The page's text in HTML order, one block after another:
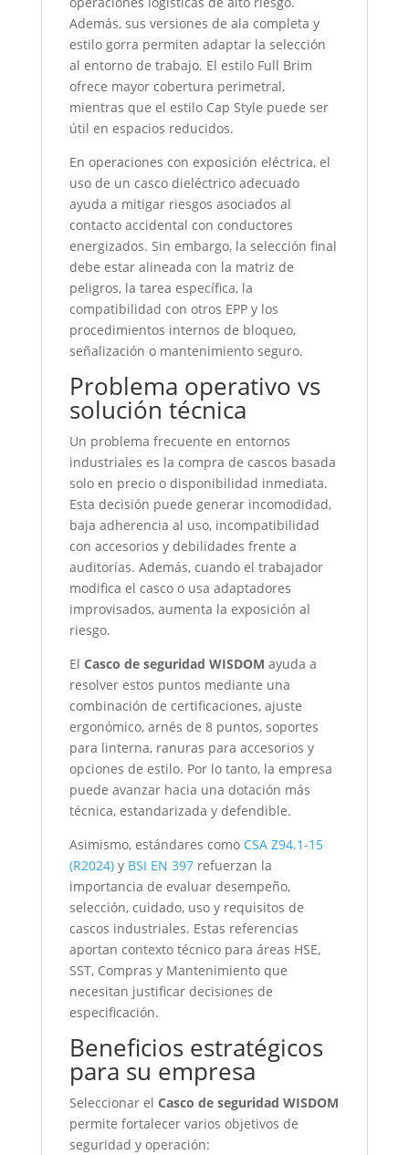
Además, sus versiones de ala completa y
estilo gorra permiten adaptar la selección
al entorno de trabajo. El estilo Full Brim
ofrece mayor cobertura perimetral,
mientras que el estilo Cap Style puede ser
útil en espacios reducidos.
En operaciones con exposición eléctrica, el
uso de un casco dieléctrico adecuado
ayuda a mitigar riesgos asociados al
contacto accidental con conductores
energizados. Sin embargo, la selección final
debe estar alineada con la matriz de
peligros, la tarea específica, la
compatibilidad con otros EPP y los
procedimientos internos de bloqueo,
señalización o mantenimiento seguro.
Problema operativo vs
solución técnica
Un problema frecuente en entornos
industriales es la compra de cascos basada
solo en precio o disponibilidad inmediata.
Esta decisión puede generar incomodidad,
baja adherencia al uso, incompatibilidad
con accesorios y debilidades frente a
auditorías. Además, cuando el trabajador
modifica el casco o usa adaptadores
improvisados, aumenta la exposición al
riesgo.
El Casco de seguridad WISDOM ayuda a
resolver estos puntos mediante una
combinación de certificaciones, ajuste
ergonómico, arnés de 8 puntos, soportes
para linterna, ranuras para accesorios y
opciones de estilo. Por lo tanto, la empresa
puede avanzar hacia una dotación más
técnica, estandarizada y defendible.
Asimismo, estándares como CSA Z94.1-15
(R2024)y BSI EN 397refuerzan la
importancia de evaluar desempeño,
selección, cuidado, uso y requisitos de
cascos industriales. Estas referencias
aportan contexto técnico para áreas HSE,
SST, Compras y Mantenimiento que
necesitan justificar decisiones de
especificación.
Beneficios estratégicos
para su empresa
Seleccionar el Casco de seguridad WISDOM
permite fortalecer varios objetivos de
seguridad y operación: